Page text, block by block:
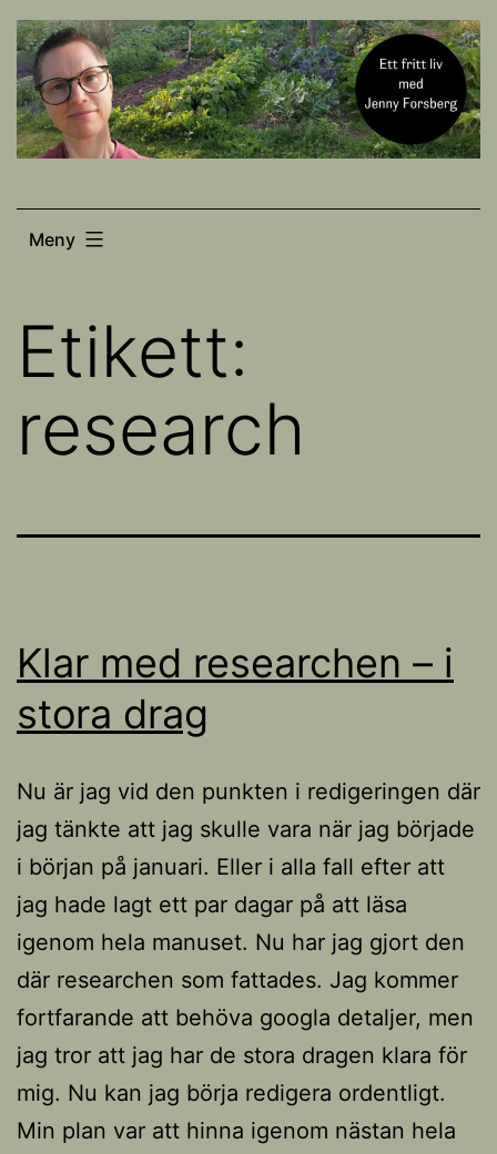
Hoppa
till
innehåll
Meny
Etikett:
research
Klar med researchen – i
stora drag
Nu är jag vid den punkten i redigeringen där
jag tänkte att jag skulle vara när jag började
i början på januari. Eller i alla fall efter att
jag hade lagt ett par dagar på att läsa
igenom hela manuset. Nu har jag gjort den
där researchen som fattades. Jag kommer
fortfarande att behöva googla detaljer, men
jag tror att jag har de stora dragen klara för
mig. Nu kan jag börja redigera ordentligt.
Min plan var att hinna igenom nästan hela